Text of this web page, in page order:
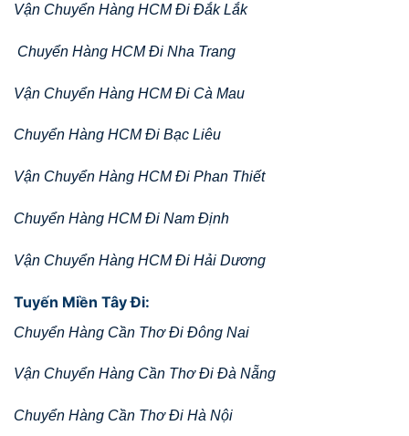
Vận Chuyển Hàng HCM Đi Đắk Lắk
Chuyển Hàng HCM Đi Nha Trang
Vận Chuyển Hàng HCM Đi Cà Mau
Chuyển Hàng HCM Đi Bạc Liêu
Vận Chuyển Hàng HCM Đi Phan Thiết
Chuyển Hàng HCM Đi Nam Định
Vận Chuyển Hàng HCM Đi Hải Dương
Tuyến Miền Tây Đi:
Chuyển Hàng Cần Thơ Đi Đông Nai
Vận Chuyển Hàng Cần Thơ Đi Đà Nẵng
Chuyển Hàng Cần Thơ Đi Hà Nội